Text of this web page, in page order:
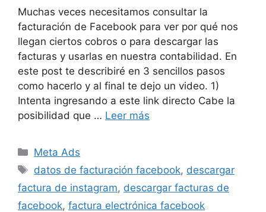
Muchas veces necesitamos consultar la
facturación de Facebook para ver por qué nos
llegan ciertos cobros o para descargar las
facturas y usarlas en nuestra contabilidad. En
este post te describiré en 3 sencillos pasos
como hacerlo y al final te dejo un video. 1)
Intenta ingresando a este link directo Cabe la
posibilidad que … Leer más
Categorías
Meta Ads
Etiquetas
datos de facturación facebook, descargar
factura de instagram, descargar facturas de
facebook, factura electrónica facebook